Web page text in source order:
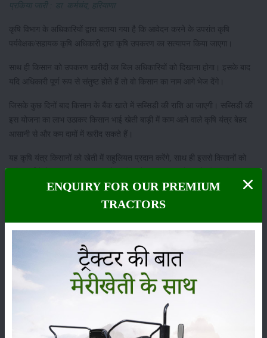
प्रकिया जारी : डा. कर्मचंद, हरियाणा
कृषि विभाग के अधिकारियों द्वारा बताया गया है कि आवेदन करने के उपरांत कृषि
पर्यवेक्षक/सहायक कृषि अधिकारी द्वारा कृषि उपकरण का सत्यापन किया जाएगा।
साथ ही किसान को उपकरण खरीदी का बिल अधिकारियों को दिखाना होगा। इसके बाद
यदि अधिकारी पूर्ण रूप से संतुष्ट होते हैं तो वो किसान का नाम आगे भेज देंगे।
जिसके कुछ दिनों बाद किसान के बैंक खाते में सब्सिडी की राशि आ जाएगी। सब्सिडी की
इस योजना का लाभ उठाकर किसान भाई खेती बाड़ी में काम आने वाले कृषि यंत्र बेहद
आसानी से और कम दामों में खरीद सकते हैं।
यह कृषि यंत्र किसानों को खेती में सहूलियत प्रदान करेंगे, साथ ही इससे किसानों को
आय में भी इजाफा होगा।
फसल भंडारण
ENQUIRY FOR OUR PREMIUM
TRACTORS